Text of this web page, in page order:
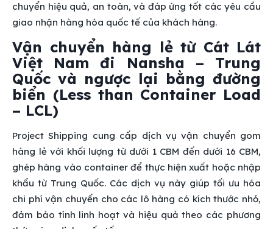
chuyển hiệu quả, an toàn, và đáp ứng tốt các yêu cầu
giao nhận hàng hóa quốc tế của khách hàng.
Vận chuyển hàng lẻ từ Cát Lát
Việt Nam đi Nansha – Trung
Quốc và ngược lại bằng đường
biển (Less than Container Load
– LCL)
Project Shipping cung cấp dịch vụ vận chuyển gom
hàng lẻ với khối lượng từ dưới 1 CBM đến dưới 16 CBM,
ghép hàng vào container để thực hiện xuất hoặc nhập
khẩu từ Trung Quốc. Các dịch vụ này giúp tối ưu hóa
chi phí vận chuyển cho các lô hàng có kích thước nhỏ,
đảm bảo tính linh hoạt và hiệu quả theo các phương